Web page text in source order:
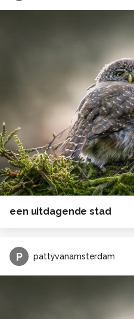
een uitdagende stad
P pattyvanamsterdam